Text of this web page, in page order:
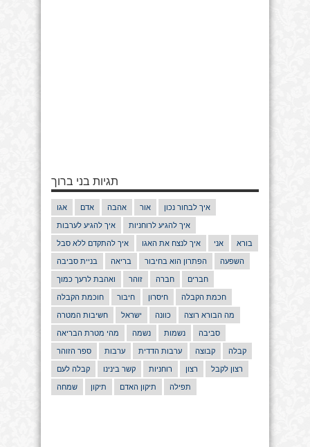
תגיות בני ברוך
אגו אדם אהבה אור איך לבחור נכון
איך להגיע לערבות איך להגיע לרוחניות
איך להתקדם ללא סבל איך לנצח את האגו אני בורא
בניית סביבה בריאה הפתרון הוא בחיבור השפעה
ואהבת לרעך כמוך זוהר חברה חברים
חוכמת הקבלה חיבור חיסרון חכמת הקבלה
חשיבות המטרה ישראל כוונה מה הבורא רוצה
מהי מטרת הבריאה נשמה נשמות סביבה
ספר הזוהר ערבות ערבות הדדית קבוצה קבלה
קבלה לעם קשר בינינו רוחניות רצון רצון לקבל
שמחה תיקון תיקון האדם תפילה